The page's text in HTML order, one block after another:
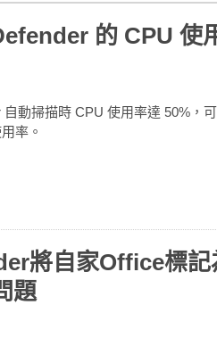
的 CPU 使
動掃描時 CPU 使用率達 50%，
率。
將自家Office標記
題